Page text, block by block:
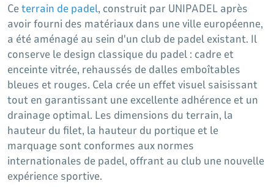
Ceterrain de padel, construit par UNIPADEL après
avoir fourni des matériaux dans une ville européenne,
a été aménagé au sein d'un club de padel existant. Il
conserve le design classique du padel : cadre et
enceinte vitrée, rehaussés de dalles emboîtables
bleues et rouges. Cela crée un effet visuel saisissant
tout en garantissant une excellente adhérence et un
drainage optimal. Les dimensions du terrain, la
hauteur du filet, la hauteur du portique et le
marquage sont conformes aux normes
internationales de padel, offrant au club une nouvelle
expérience sportive.